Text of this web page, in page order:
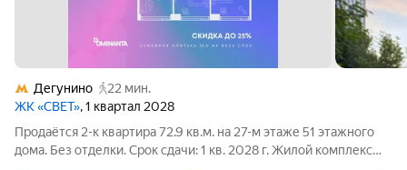
Дегунино
22 мин.
ЖК «СВЕТ», 1 квартал 2028
Продаётся 2-к квартира 72.9 кв.м. на 27-м этаже 51 этажного
дома. Без отделки. Срок сдачи: 1 кв. 2028 г. Жилой комплекс